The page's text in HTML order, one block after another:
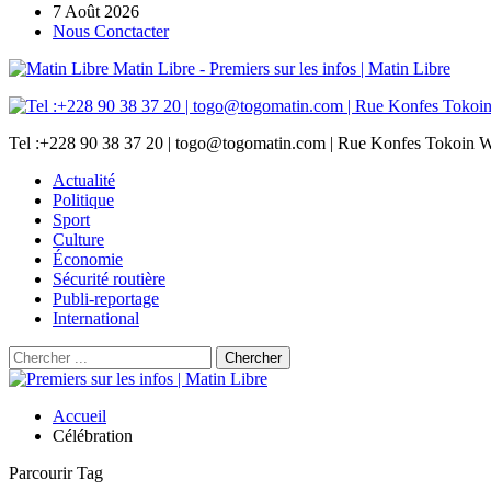
7 Août 2026
Nous Conctacter
Matin Libre - Premiers sur les infos | Matin Libre
Tel :+228 90 38 37 20 | togo@togomatin.com | Rue Konfes Tokoin
Actualité
Politique
Sport
Culture
Économie
Sécurité routière
Publi-reportage
International
Accueil
Célébration
Parcourir Tag